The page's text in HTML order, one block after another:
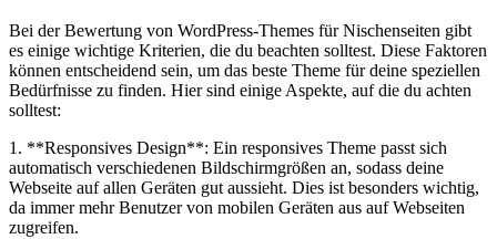
Bei der Bewertung von WordPress-Themes für Nischenseiten gibt⁣
es einige wichtige Kriterien, die du beachten solltest. Diese Faktoren
können entscheidend sein, um⁢ das beste Theme⁣ für deine speziellen
Bedürfnisse zu finden. Hier sind einige ⁣Aspekte, auf die du achten
solltest:
1. **Responsives ‍Design**: Ein responsives Theme passt sich
automatisch‌ verschiedenen Bildschirmgrößen an, sodass deine
Webseite auf allen Geräten gut aussieht.​ Dies ist besonders ​wichtig,
da immer mehr Benutzer von mobilen Geräten aus ⁢auf⁣ Webseiten
zugreifen.